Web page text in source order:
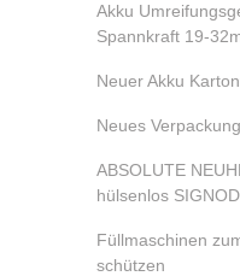
Akku
Spannkraft 19-
Neuer Akku
Neues
ABSOLUTE
hülsenlos
Füllmaschinen
schützen